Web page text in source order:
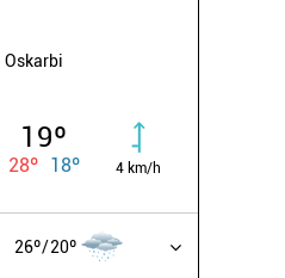
Oskarbi
19º
28º 18º 4 km/h
26º 20º